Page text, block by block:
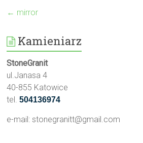
← mirror
Kamieniarz
StoneGranit
ul.Janasa 4
40-855 Katowice
tel. 504136974
e-mail: stonegranitt@gmail.com